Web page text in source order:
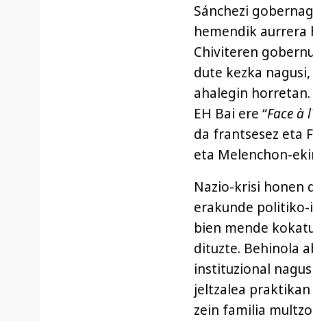
Sánchezi
hemendik aurrera
Chiviteren
dute kezka
ahalegin
EH Bai ere “Face à
da frantsesez eta
eta Melenchon-
Nazio-krisi honen
erakunde
bien mende
dituzte. Behinola
instituzional
jeltzalea
zein familia